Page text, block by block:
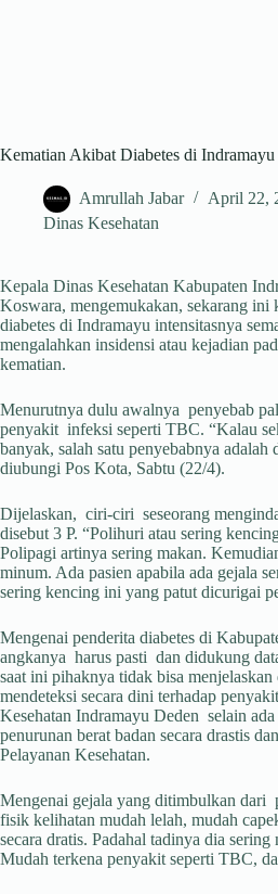
Kematian Akibat Diabetes di
Amrullah Jabar
April 22,
Dinas Kesehatan
Kepala Dinas Kesehatan Kabupaten
Koswara, mengemukakan, sekarang ini
diabetes di Indramayu intensitasnya
mengalahkan insidensi atau kejadian
kematian.
Menurutnya dulu awalnya penyebab
penyakit infeksi seperti TBC. “Kalau
banyak, salah satu penyebabnya adalah
diubungi Pos Kota, Sabtu (22/4).
Dijelaskan, ciri-ciri seseorang
disebut 3 P. “Polihuri atau sering
Polipagi artinya sering makan.
minum. Ada pasien apabila ada gejala
sering kencing ini yang patut dicurigai
Mengenai penderita diabetes di
angkanya harus pasti dan didukung
saat ini pihaknya tidak bisa
mendeteksi secara dini terhadap
Kesehatan Indramayu Deden selain
penurunan berat badan secara drastis
Pelayanan Kesehatan.
Mengenai gejala yang ditimbulkan dari
fisik kelihatan mudah lelah, mudah
secara dratis. Padahal tadinya dia
Mudah terkena penyakit seperti TBC,